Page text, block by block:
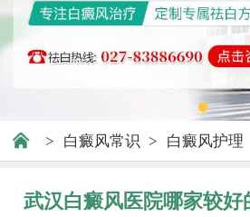
> 白癜风常识 > 白癜风护理
武汉白癜风医院哪家较好